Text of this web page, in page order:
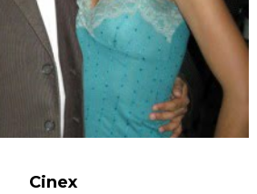
Cinex